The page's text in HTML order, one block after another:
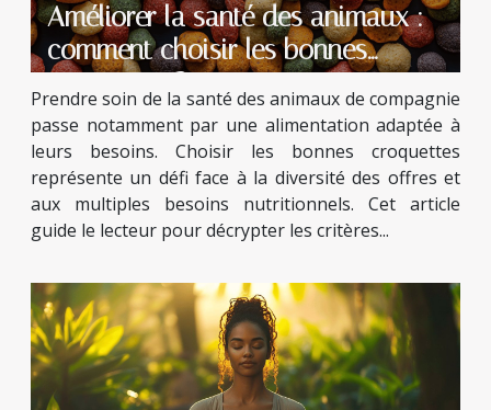
Améliorer la santé des animaux :
comment choisir les bonnes
croquettes ?
Prendre soin de la santé des animaux de compagnie
passe notamment par une alimentation adaptée à
leurs besoins. Choisir les bonnes croquettes
représente un défi face à la diversité des offres et
aux multiples besoins nutritionnels. Cet article
guide le lecteur pour décrypter les critères...